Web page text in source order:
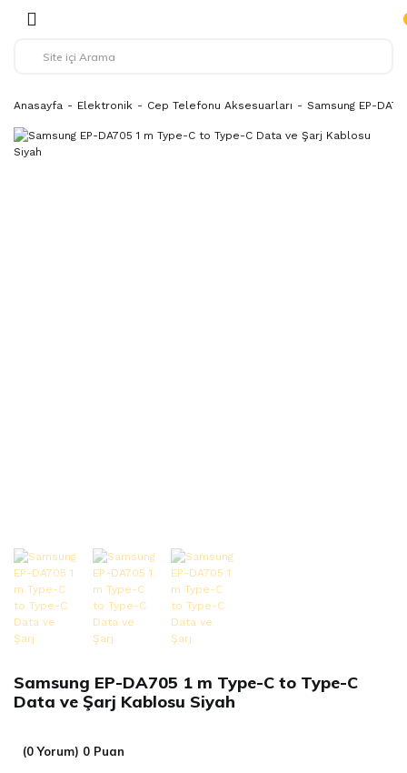
Anasayfa Elektronik Cep Telefonu Aksesuarları Samsung EP-
Samsung EP-DA705 1 m Type-C to Type-C
Data ve Şarj Kablosu Siyah
(0 Yorum) 0 Puan